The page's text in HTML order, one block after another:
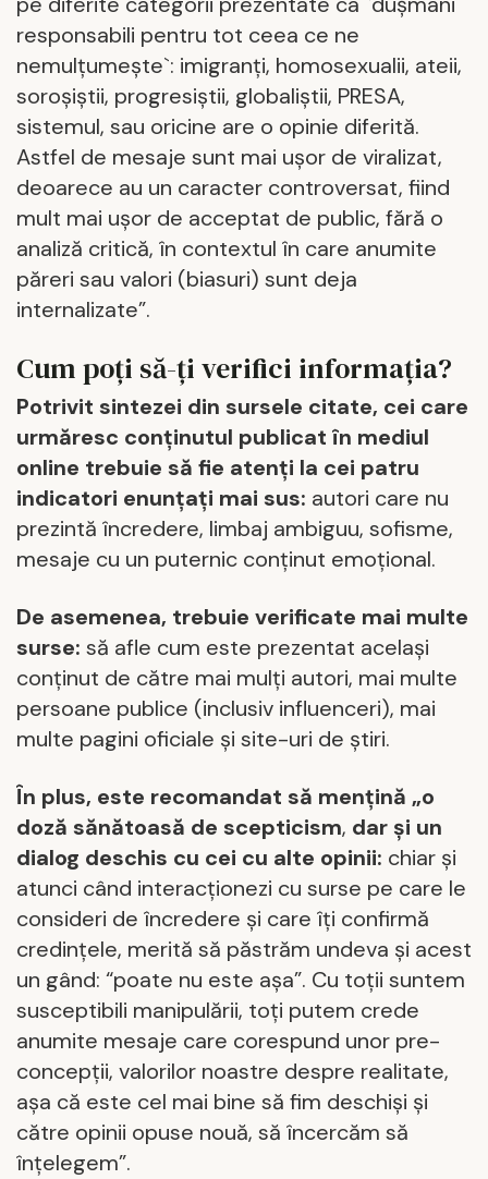
responsabili pentru tot ceea ce ne
nemulțumește`: imigranți, homosexualii, ateii,
soroşiştii, progresiştii, globaliştii, PRESA,
sistemul, sau oricine are o opinie diferită.
Astfel de mesaje sunt mai ușor de viralizat,
deoarece au un caracter controversat, fiind
mult mai ușor de acceptat de public, fără o
analiză critică, în contextul în care anumite
păreri sau valori (biasuri) sunt deja
internalizate”.
Cum poți să-ți verifici informația?
Potrivit sintezei din sursele citate, cei care
urmăresc conținutul publicat în mediul
online trebuie să fie atenți la cei patru
indicatori enunţaţi mai sus: autori care nu
prezintă încredere, limbaj ambiguu, sofisme,
mesaje cu un puternic conţinut emoţional.
De asemenea, trebuie verificate mai multe
surse: să afle cum este prezentat acelaşi
conţinut de către mai mulţi autori, mai multe
persoane publice (inclusiv influenceri), mai
multe pagini oficiale şi site-uri de ştiri.
În plus, este recomandat să mențină „o
doză sănătoasă de scepticism, dar şi un
dialog deschis cu cei cu alte opinii: chiar şi
atunci când interacţionezi cu surse pe care le
consideri de încredere şi care îţi confirmă
credinţele, merită să păstrăm undeva și acest
un gând: “poate nu este aşa”. Cu toţii suntem
susceptibili manipulării, toţi putem crede
anumite mesaje care corespund unor pre-
concepții, valorilor noastre despre realitate,
aşa că este cel mai bine să fim deschişi şi
către opinii opuse nouă, să încercăm să
înţelegem”.